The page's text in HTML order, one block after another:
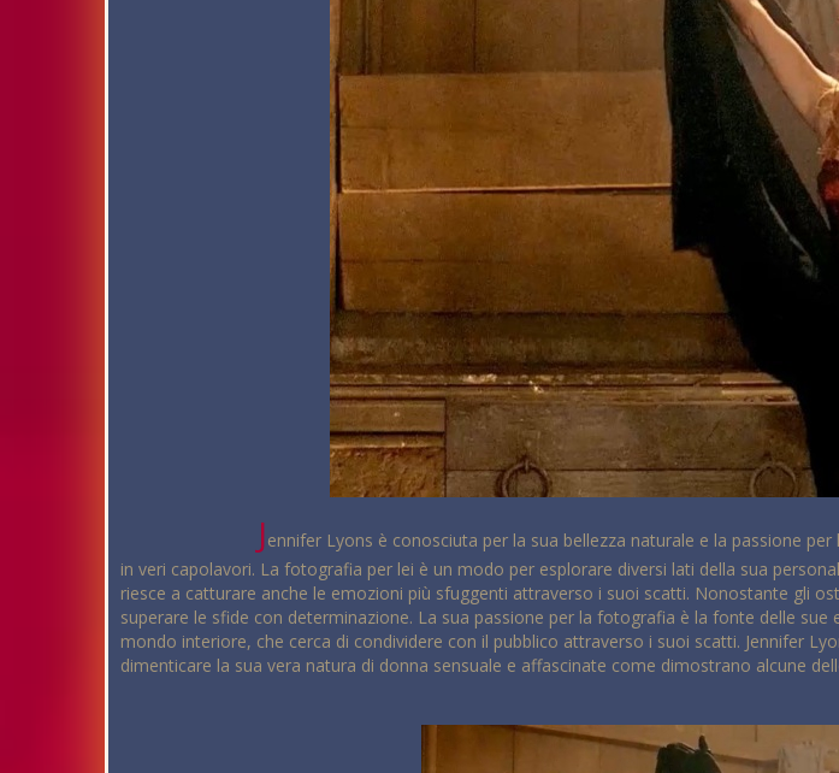
Jennifer Lyons è conosciuta per la sua bellezza naturale e la passione
in veri capolavori. La fotografia per lei è un modo per esplorare diversi lati della sua
riesce a catturare anche le emozioni più sfuggenti attraverso i suoi scatti. Nonostante gli
superare le sfide con determinazione. La sua passione per la fotografia è la fonte delle
mondo interiore, che cerca di condividere con il pubblico attraverso i suoi scatti. Jennifer
dimenticare la sua vera natura di donna sensuale e affascinate come dimostrano alcune